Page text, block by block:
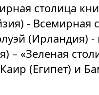
столица
- Всемирная
(Ирландия)
– «Зеленая
(Египет) и